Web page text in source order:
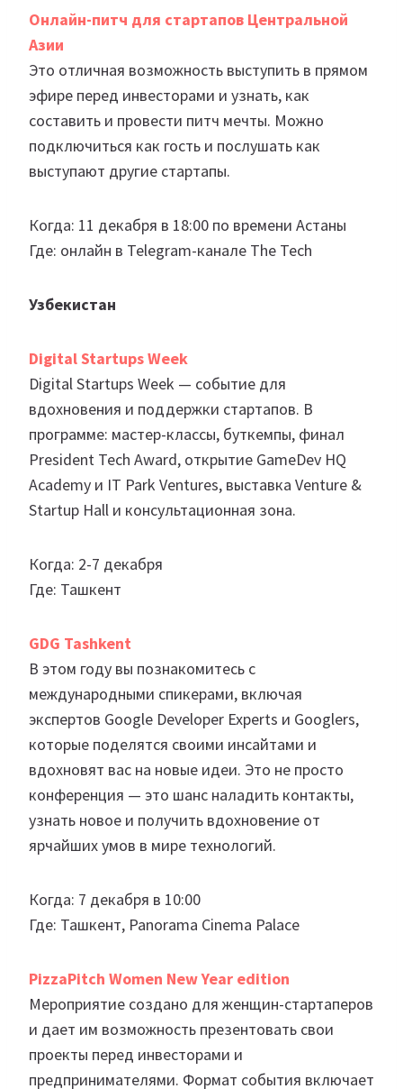
Онлайн-питч для стартапов Центральной
Азии
Это отличная возможность выступить в прямом
эфире перед инвесторами и узнать, как
составить и провести питч мечты. Можно
подключиться как гость и послушать как
выступают другие стартапы.
Когда: 11 декабря в 18:00 по времени Астаны
Где: онлайн в Telegram-канале The Tech
Узбекистан
Digital Startups Week
Digital Startups Week — событие для
вдохновения и поддержки стартапов. В
программе: мастер-классы, буткемпы, финал
President Tech Award, открытие GameDev HQ
Academy и IT Park Ventures, выставка Venture &
Startup Hall и консультационная зона.
Когда: 2-7 декабря
Где: Ташкент
GDG Tashkent
В этом году вы познакомитесь с
международными спикерами, включая
экспертов Google Developer Experts и Googlers,
которые поделятся своими инсайтами и
вдохновят вас на новые идеи. Это не просто
конференция — это шанс наладить контакты,
узнать новое и получить вдохновение от
ярчайших умов в мире технологий.
Когда: 7 декабря в 10:00
Где: Ташкент, Panorama Cinema Palace
PizzaPitch Women New Year edition
Мероприятие создано для женщин-стартаперов
и дает им возможность презентовать свои
проекты перед инвесторами и
предпринимателями. Формат события включает